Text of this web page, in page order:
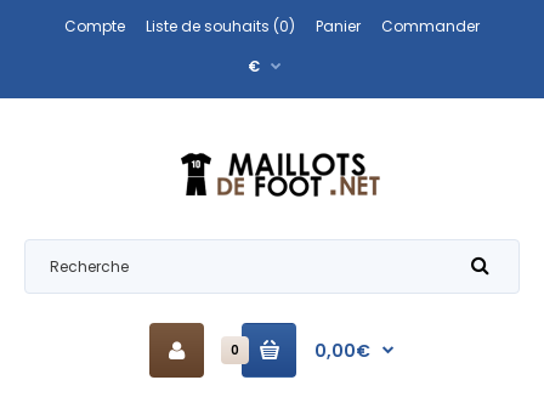
Compte Liste de souhaits (0) Panier
Commander
€
0 0,00€